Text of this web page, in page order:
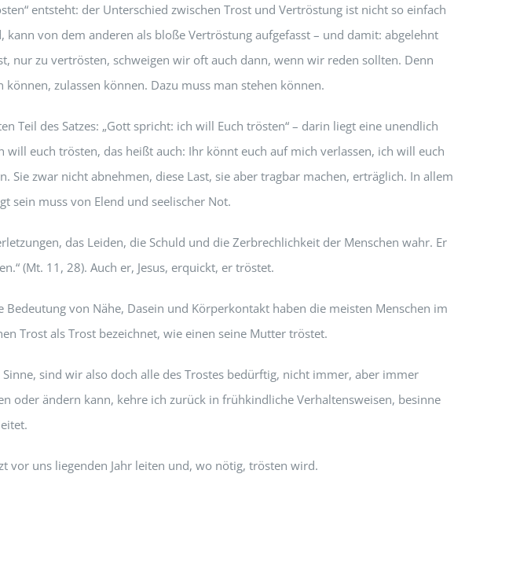
entsteht: der Unterschied zwischen Trost und Vertröstung ist nicht so einfach
von dem anderen als bloße Vertröstung aufgefasst – und damit: abgelehnt
nur zu vertrösten, schweigen wir oft auch dann, wenn wir reden sollten. Denn
zulassen können. Dazu muss man stehen können.
Teil des Satzes: „Gott spricht: ich will Euch trösten“ – darin liegt eine unendlich
euch trösten, das heißt auch: Ihr könnt euch auf mich verlassen, ich will euch
zwar nicht abnehmen, diese Last, sie aber tragbar machen, erträglich. In allem
sein muss von Elend und seelischer Not.
das Leiden, die Schuld und die Zerbrechlichkeit der Menschen wahr. Er
(Mt. 11, 28). Auch er, Jesus, erquickt, er tröstet.
von Nähe, Dasein und Körperkontakt haben die meisten Menschen im
Trost als Trost bezeichnet, wie einen seine Mutter tröstet.
sind wir also doch alle des Trostes bedürftig, nicht immer, aber immer
oder ändern kann, kehre ich zurück in frühkindliche Verhaltensweisen, besinne
vor uns liegenden Jahr leiten und, wo nötig, trösten wird.